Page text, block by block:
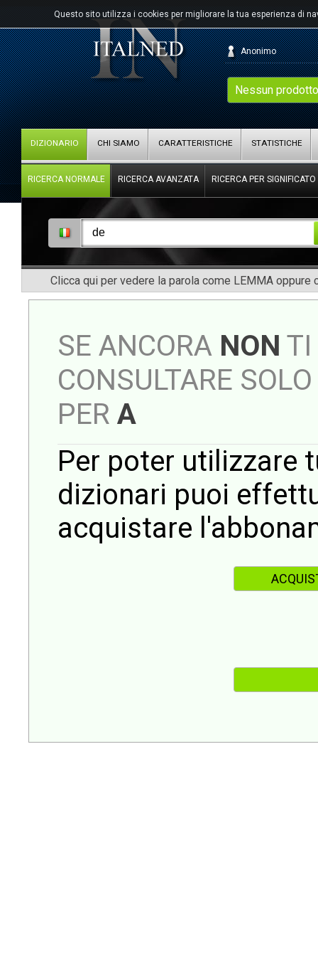
Questo sito utilizza i cookies per migliorare la tua esperienza di
Nessun
Anonimo
DIZIONARIO CHI SIAMO CARATTERISTICHE STATISTICHE
RICERCA NORMALE RICERCA AVANZATA RICERCA PER SIGNIFICATO
Clicca qui per vedere la parola come LEMMA oppure
SE ANCORA NON TI
CONSULTARE
PER A
Per poter utilizzare
dizionari puoi
acquistare